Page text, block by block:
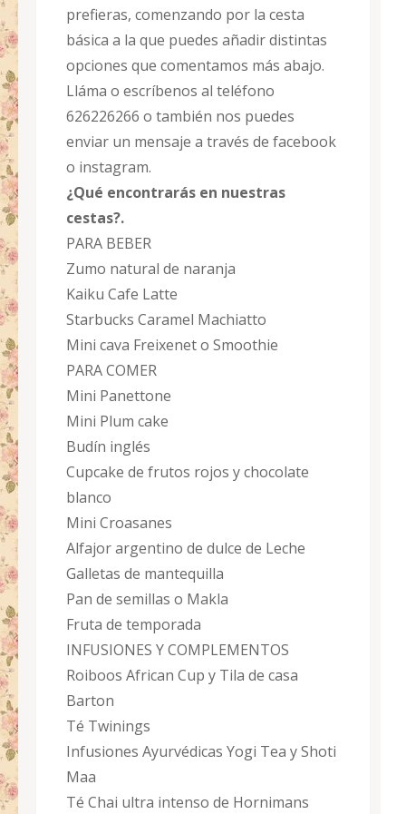
prefieras, comenzando por la cesta
básica a la que puedes añadir distintas
opciones que comentamos más abajo.
Lláma o escríbenos al teléfono
626226266 o también nos puedes
enviar un mensaje a través de facebook
o instagram.
¿Qué encontrarás en nuestras
cestas?.
PARA BEBER
Zumo natural de naranja
Kaiku Cafe Latte
Starbucks Caramel Machiatto
Mini cava Freixenet o Smoothie
PARA COMER
Mini Panettone
Mini Plum cake
Budín inglés
Cupcake de frutos rojos y chocolate
blanco
Mini Croasanes
Alfajor argentino de dulce de Leche
Galletas de mantequilla
Pan de semillas o Makla
Fruta de temporada
INFUSIONES Y COMPLEMENTOS
Roiboos African Cup y Tila de casa
Barton
Té Twinings
Infusiones Ayurvédicas Yogi Tea y Shoti
Maa
Té Chai ultra intenso de Hornimans